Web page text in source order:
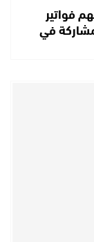
فواتير
في